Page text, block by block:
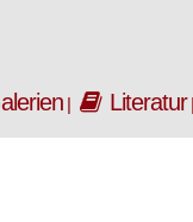
Literatur